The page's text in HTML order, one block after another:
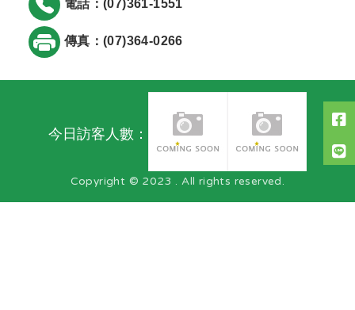
電話：(07)361-1551
傳真：(07)364-0266
今日訪客人數：
Copyright © 2023 . All rights reserved.